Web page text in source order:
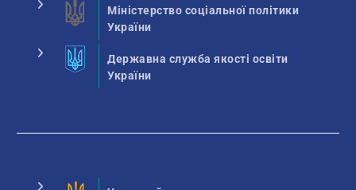
Міністерство соціальної політики
України
Державна служба якості освіти
України